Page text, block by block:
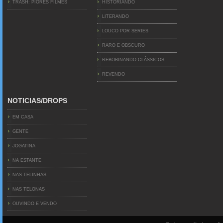
TRASH: PIORES FILMES HISTORIANDO
LITERANDO
LOUCO POR SERIES
RARO E OBSCURO
REBOBINANDO CLÁSSICOS
REVENDO
NOTICIAS/DROPS
EM CASA
GENTE
JOGATINA
NA ESTANTE
NAS TELINHAS
NAS TELONAS
OUVINDO E VENDO